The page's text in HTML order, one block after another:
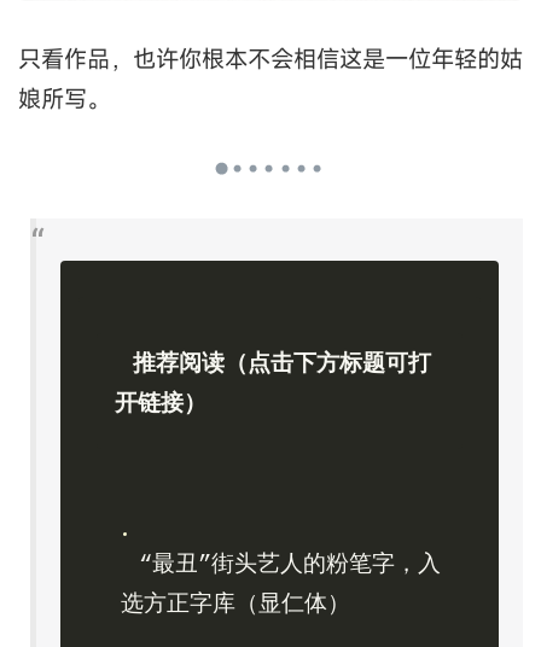
只看作品，也许你根本不会相信这是一位年轻的姑
娘所写。
推荐阅读（点击下方标题可打
开链接）
“最丑”街头艺人的粉笔字，入
选方正字库（显仁体）